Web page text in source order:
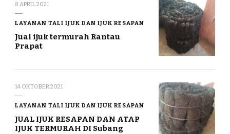
8 APRIL 2021
LAYANAN TALI IJUK DAN IJUK RESAPAN
Jual ijuk termurah Rantau
Prapat
14 OKTOBER 2021
LAYANAN TALI IJUK DAN IJUK RESAPAN
JUAL IJUK RESAPAN DAN ATAP
IJUK TERMURAH DI Subang